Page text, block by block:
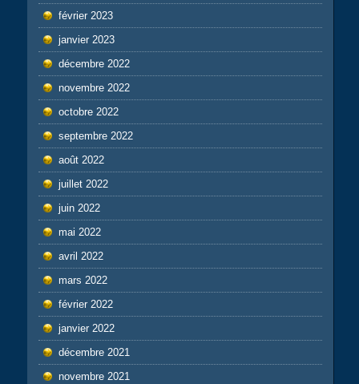
février 2023
janvier 2023
décembre 2022
novembre 2022
octobre 2022
septembre 2022
août 2022
juillet 2022
juin 2022
mai 2022
avril 2022
mars 2022
février 2022
janvier 2022
décembre 2021
novembre 2021